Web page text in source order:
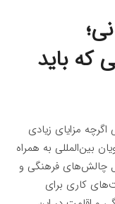
که باید
مزایای زیادی
بین‌المللی به همراه
چالش‌های فرهنگی و
کاری برای